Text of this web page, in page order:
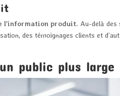
l’information produit. Au-delà
des témoignages clients et
public plus large